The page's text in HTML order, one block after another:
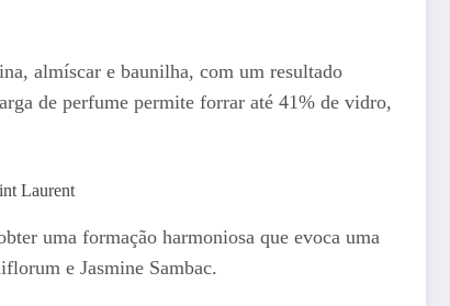
almíscar e baunilha, com um resultado
de perfume permite forrar até 41% de vidro,
Laurent
uma formação harmoniosa que evoca uma
e Jasmine Sambac.